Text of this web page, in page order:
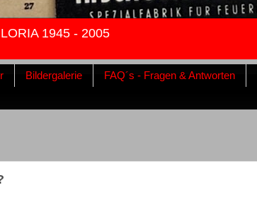
1945 - 2005
Bildergalerie FAQ´s - Fragen & Antworten